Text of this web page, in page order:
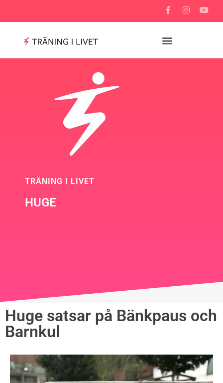
TRÄNING I LIVET
HUGE
Huge satsar på Bänkpaus och
Barnkul